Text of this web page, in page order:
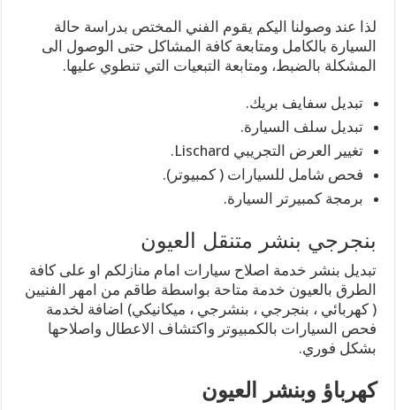
لذا عند وصولنا اليكم يقوم الفني المختص بدراسة حالة
السيارة بالكامل ومتابعة كافة المشاكل حتى الوصول الى
المشكلة بالضبط، ومتابعة التبعيات التي تنطوي عليها.
تبديل سفايف بريك.
تبديل سلف السيارة.
تغيير العرض التجريبي Lischard.
فحص شامل للسيارات ( كمبيوتر).
برمجة كمبيرتر السيارة.
بنجرجي بنشر متنقل العيون
تبديل بنشر خدمة اصلاح سيارات امام منازلكم او على كافة
الطرق بالعيون خدمة متاحة بواسطة طاقم من امهر الفنيين
( كهربائي ، بنجرجي ، بنشرجي ، ميكانيكي) اضافة لخدمة
فحص السيارات بالكمبيوتر واكتشاف الاعطال واصلاحها
بشكل فوري.
كهرباؤ وبنشر العيون